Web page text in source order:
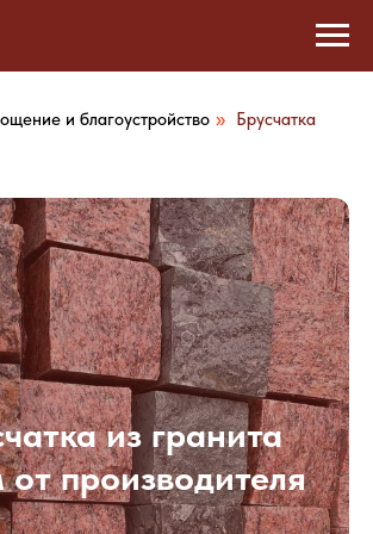
и благоустройство » Брусчатка
из гранита
от производителя